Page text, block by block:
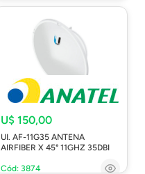
U$ 150,00
UI. AF-11G35 ANTENA
AIRFIBER X 45° 11GHZ 35DBI
Cód: 3874